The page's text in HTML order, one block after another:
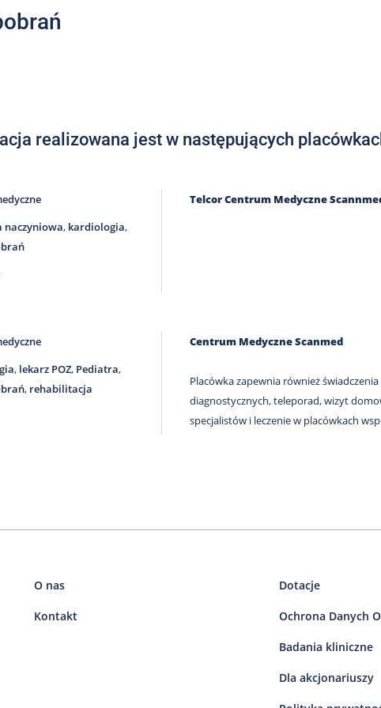
realizowana jest w następujących
naczyniowa, kardiologia,
Telcor Centrum Medyczne
, lekarz POZ, Pediatra,
, rehabilitacja
Centrum Medyczne Scanmed
Placówka zapewnia również
diagnostycznych, teleporad, wizyt
specjalistów i leczenie w placówkach
O nas
Kontakt
Dotacje
Ochrona Danych
Badania kliniczne
Dla akcjonariuszy